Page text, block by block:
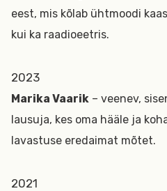
eest, mis kõlab ühtmoodi
kui ka raadioeetris.
2023
Marika Vaarik – veenev,
lausuja, kes oma hääle ja
lavastuse eredaimat mõtet.
2021